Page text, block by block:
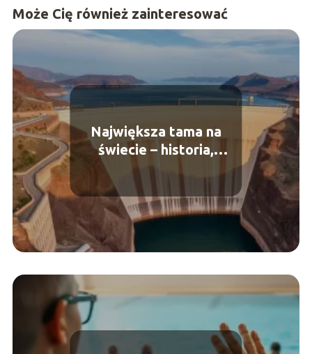
Może Cię również zainteresować
Największa tama na
świecie – historia,
budowa, znaczenie i
wyzwania